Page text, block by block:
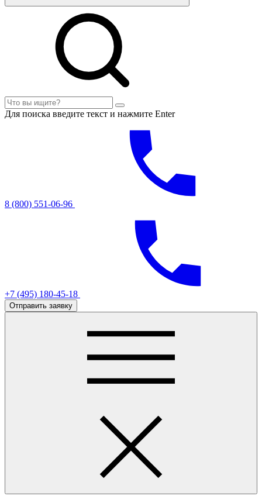
Для поиска введите текст и нажмите Enter
8 (800) 551-06-96
+7 (495) 180-45-18
Отправить заявку